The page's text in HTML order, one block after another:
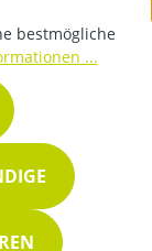
bestmögliche
...